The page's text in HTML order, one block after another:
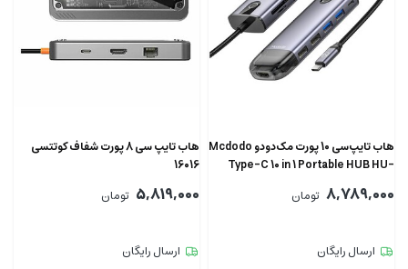
هاب تایپ‌سی 10 پورت مک‌دودو Mcdodo
Type-C 10 in 1 Portable HUB HU-
8,789,000 تومان
ارسال رایگان
هاب تایپ سی 8 پورت شفاف کوتتسی
16016
5,819,000 تومان
ارسال رایگان